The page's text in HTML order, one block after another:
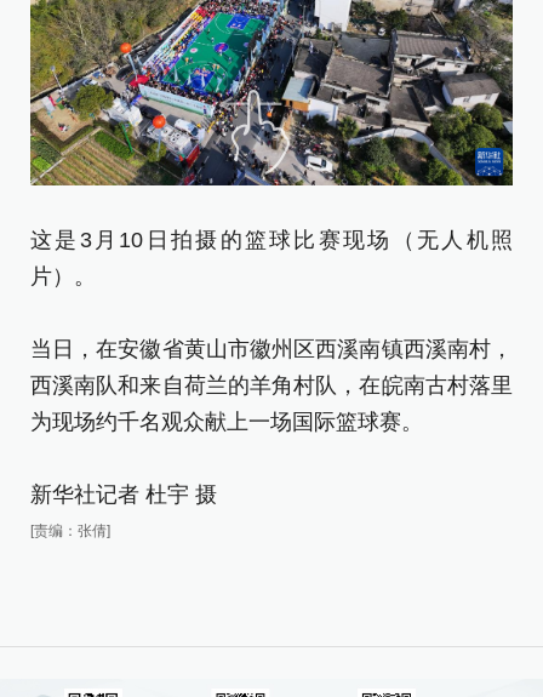
这是3月10日拍摄的篮球比赛现场（无人机照
片）。
当日，在安徽省黄山市徽州区西溪南镇西溪南村，
西溪南队和来自荷兰的羊角村队，在皖南古村落里
为现场约千名观众献上一场国际篮球赛。
新华社记者 杜宇 摄
[责编：张倩]